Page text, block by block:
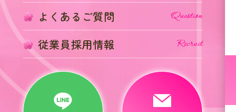
よくあるご質問 Question
従業員採用情報 Recruit